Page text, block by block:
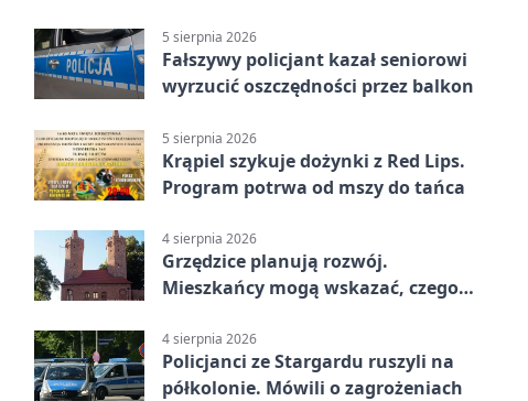
5 sierpnia 2026
Fałszywy policjant kazał seniorowi
wyrzucić oszczędności przez balkon
5 sierpnia 2026
Krąpiel szykuje dożynki z Red Lips.
Program potrwa od mszy do tańca
4 sierpnia 2026
Grzędzice planują rozwój.
Mieszkańcy mogą wskazać, czego
4 sierpnia 2026
Policjanci ze Stargardu ruszyli na
półkolonie. Mówili o zagrożeniach